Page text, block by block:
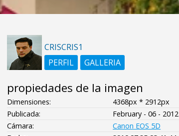
CRISCRIS1
PERFIL
GALLERIA
propiedades de la imagen
Dimensiones:
4368px * 2912px
Publicada:
February - 06 - 2012
Cámara:
Canon EOS 5D